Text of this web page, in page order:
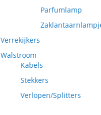
Parfumlamp
Verrekijkers
Walstroom
Kabels
Stekkers
Verlopen/Splitters